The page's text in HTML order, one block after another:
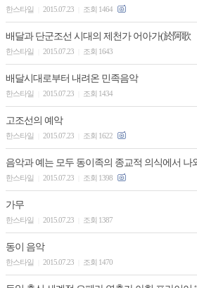
한스타일 2015.07.23 조회 1464
배달과 단군조선 시대의 제천가 어아가(於阿歌
한스타일 2015.07.23 조회 1643
배달시대로부터 내려온 민족음악
한스타일 2015.07.23 조회 1434
고조선의 예악
한스타일 2015.07.23 조회 1622
음악과 예는 모두 동이족의 종교적 의식에서 나
한스타일 2015.07.23 조회 1398
가무
한스타일 2015.07.23 조회 1387
동이 음악
한스타일 2015.07.23 조회 1470